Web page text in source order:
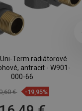
Term radiátorové
antracit - W901-
000-66
€ -19,95%